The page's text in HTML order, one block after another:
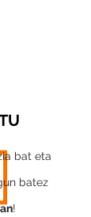
bat eta
batez
!